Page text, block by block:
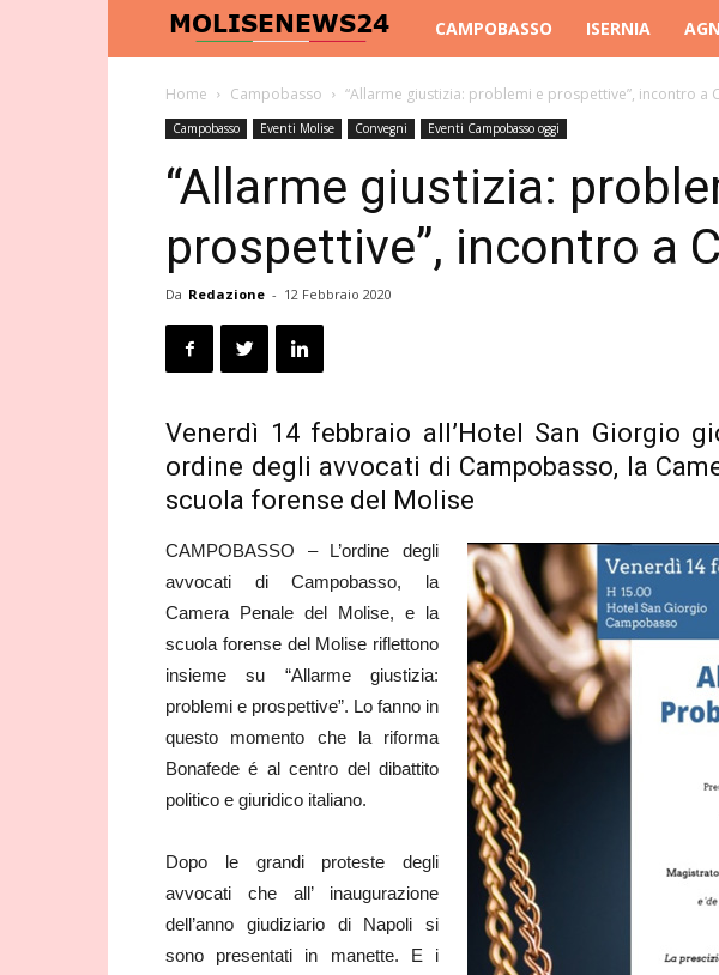
Molise
News
24
CAMPOBASSO ISERNIA
Home Campobasso “Allarme giustizia: problemi e prospettive”, incontro a
Campobasso Eventi Molise Convegni Eventi Campobasso oggi
“Allarme giustizia:
prospettive”, incontro a
Da Redazione - 12 Febbraio 2020
Venerdì 14 febbraio all’Hotel San Giorgio
ordine degli avvocati di Campobasso, la
scuola forense del Molise
CAMPOBASSO – L’ordine degli
avvocati di Campobasso, la
Camera Penale del Molise, e la
scuola forense del Molise riflettono
insieme su “Allarme giustizia:
problemi e prospettive”. Lo fanno in
questo momento che la riforma
Bonafede é al centro del dibattito
politico e giuridico italiano.
Dopo le grandi proteste degli
avvocati che all’ inaugurazione
dell’anno giudiziario di Napoli si
sono presentati in manette. E i